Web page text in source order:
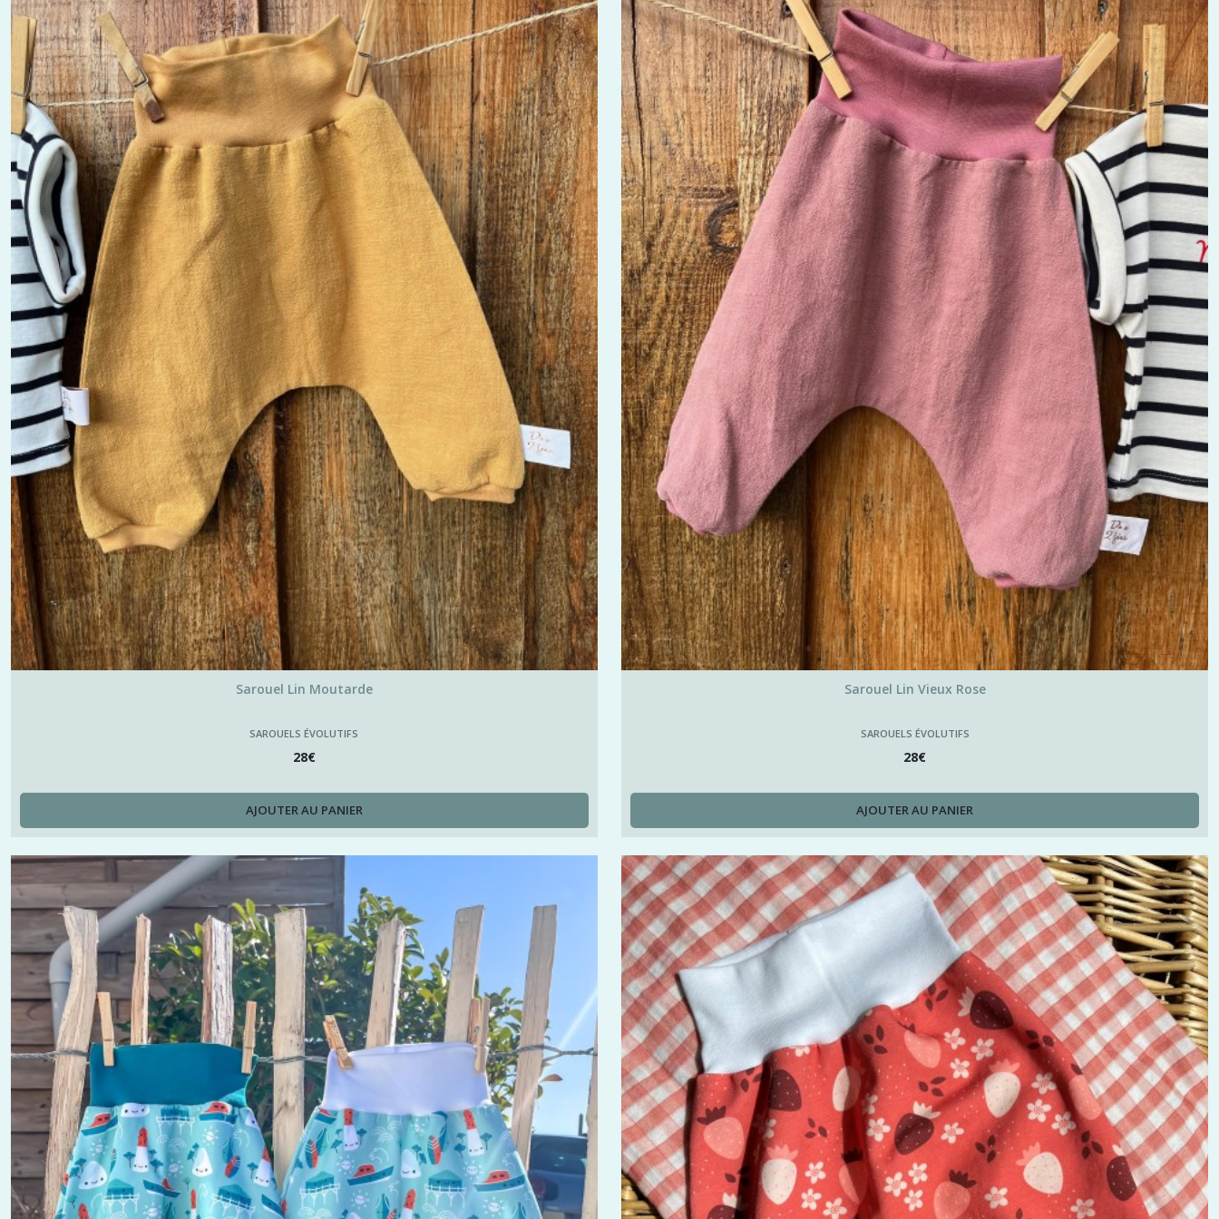
Sarouel Lin Moutarde
SAROUELS ÉVOLUTIFS
28€
AJOUTER AU PANIER
Sarouel Lin Vieux Rose
SAROUELS ÉVOLUTIFS
28€
AJOUTER AU PANIER
Shorts
Enfants
(2)
Jupe
et
Robe
(2)
Afficher
résultats